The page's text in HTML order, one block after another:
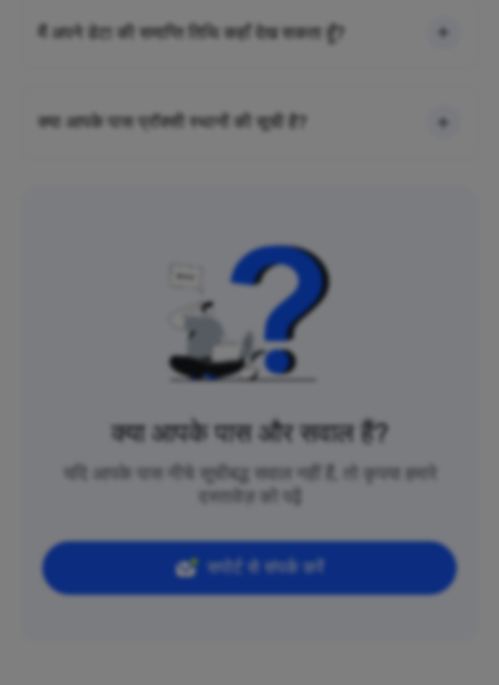
मैं अपने डेटा की समाप्ति तिथि कहाँ देख सकता हूँ?
क्या आपके पास प्रॉक्सी स्थानों की सूची है?
क्या आपके पास और सवाल हैं?
यदि आपके पास नीचे सूचीबद्ध सवाल नहीं हैं, तो कृपया हमारे
दस्तावेज़ को पढ़ें
सपोर्ट से संपर्क करें